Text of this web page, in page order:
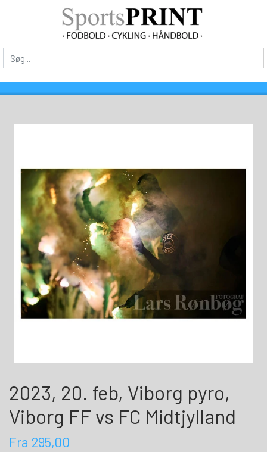
2023, 20. feb, Viborg pyro,
Viborg FF vs FC Midtjylland
Fra 295,00